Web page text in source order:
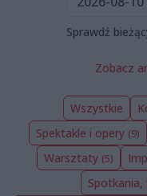
Sprawdź
Zobacz
Wszystkie
Spektakle i opery (9)
Warsztaty (5)
Spotkania,